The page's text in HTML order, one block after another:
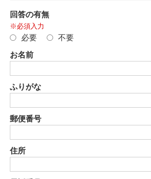
回答の有無
※必須入力
必要 不要
お名前
ふりがな
郵便番号
住所